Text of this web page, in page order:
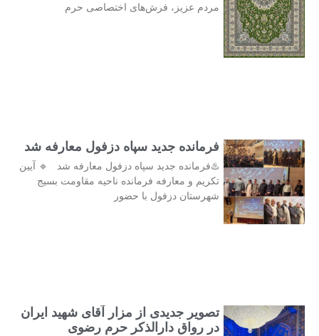
مردم عزیز، فرش‌های اختصاصی حرم
فرمانده جدید سپاه دزفول معارفه شد
♨️فرمانده جدید سپاه دزفول معارفه شد 🔹 آیین
تکریم و معارفه فرمانده ناحیه مقاومت بسیج
شهرستان دزفول با حضور
تصویر جدیدی از مزار آقای شهید ایران
در رواق دارالذکر حرم رضوی